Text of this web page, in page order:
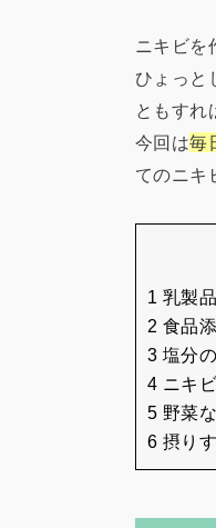
ニキビを
ひょっと
ともすれ
今回は毎
てのニキ
1 乳製
2 食品
3 塩分
4 ニキ
5 野菜
6 摂り